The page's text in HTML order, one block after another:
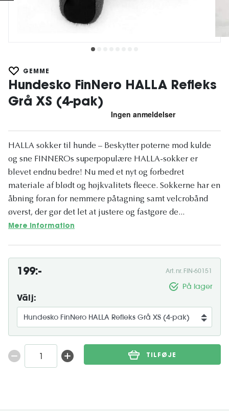
GEMME
Hundesko FinNero HALLA Refleks
Grå XS (4-pak)
HALLA sokker til hunde – Beskytter poterne mod kulde
og sne FINNEROs superpopulære HALLA-sokker er
blevet endnu bedre! Nu med et nyt og forbedret
materiale af blødt og højkvalitets fleece. Sokkerne har en
åbning foran for nemmere påtagning samt velcrobånd
øverst, der gør det let at justere og fastgøre de...
Mere information
199:- Art. nr. FIN-60151
På lager
Välj:
TILFØJE